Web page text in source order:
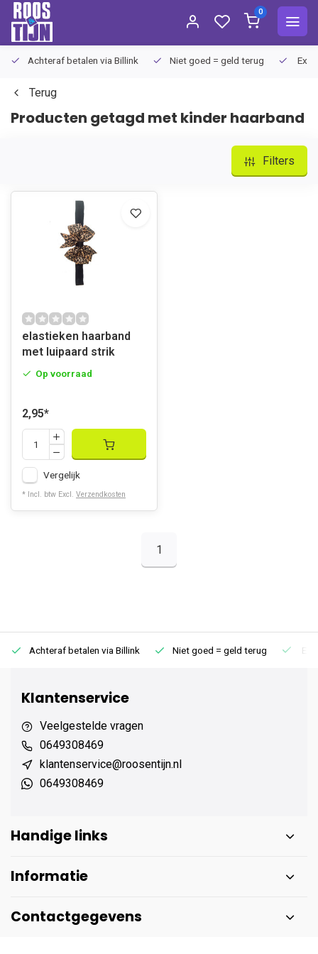
0
Achteraf betalen via Billink Niet goed = geld terug
Terug
Producten getagd met kinder haarband
Filters
elastieken haarband
met luipaard strik
Op voorraad
2,95*
Vergelijk
* Incl. btw Excl. Verzendkosten
1
Achteraf betalen via Billink Niet goed = geld terug
Klantenservice
Veelgestelde vragen
0649308469
klantenservice@roosentijn.nl
0649308469
Handige links
Informatie
Contactgegevens